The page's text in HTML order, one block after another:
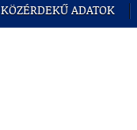
KÖZÉRDEKŰ ADATOK